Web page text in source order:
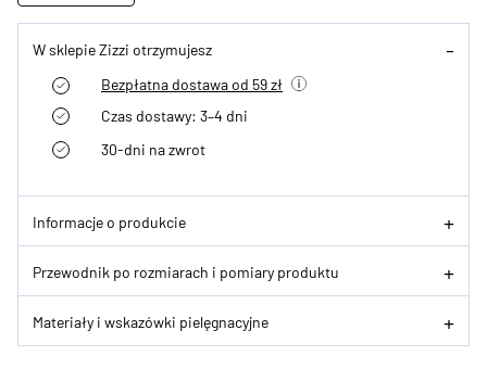
W sklepie Zizzi otrzymujesz
Bezpłatna dostawa od 59 zł
Czas dostawy: 3–4 dni
30-dni na zwrot
Informacje o produkcie
Przewodnik po rozmiarach i pomiary produktu
Materiały i wskazówki pielęgnacyjne